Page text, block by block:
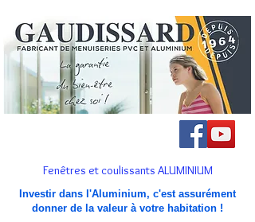
Fenêtres et coulissants ALUMINIUM
Investir dans l'Aluminium, c'est assurément
donner de la valeur à votre habitation !